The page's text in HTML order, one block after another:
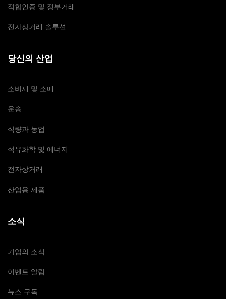
적합인증 및 정부거래
전자상거래 솔루션
당신의 산업
소비재 및 소매
운송
식량과 농업
석유화학 및 에너지
전자상거래
산업용 제품
소식
기업의 소식
이벤트 알림
뉴스 구독